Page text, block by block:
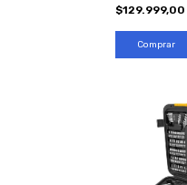
$129.999,00